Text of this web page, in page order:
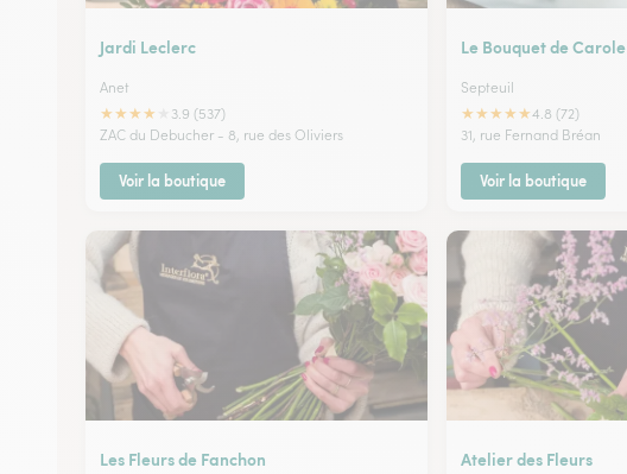
Jardi Leclerc
Anet
★★★★
3.9 (537)
ZAC du Debucher - 8, rue des Oliviers
Voir la boutique
Le Bouquet de Carole
Septeuil
★★★★★4.8 (72)
31, rue Fernand Bréan
Voir la boutique
Les Fleurs de Fanchon Atelier des Fleurs